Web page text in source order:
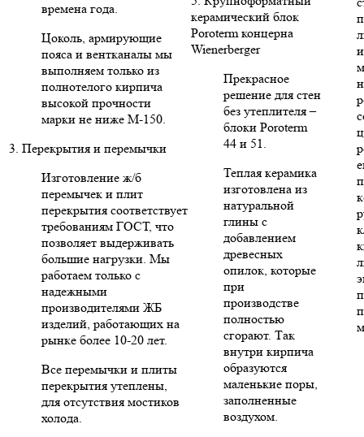
времена года.
Цоколь, армирующие
пояса и вентканалы мы
выполняем только из
полнотелого кирпича
высокой прочности
марки не ниже М-150.
3. Перекрытия и перемычки
Изготовление ж/б
перемычек и плит
перекрытия соответствует
требованиям ГОСТ, что
позволяет выдерживать
большие нагрузки. Мы
работаем только с
надежными
производителями ЖБ
изделий, работающих на
рынке более 10-20 лет.
Все перемычки и плиты
перекрытия утеплены,
для отсутствия мостиков
холода.
керамический блок
Poroterm концерна
Wienerberger
Прекрасное
решение для стен
без утеплителя –
блоки Poroterm
44 и 51.
Теплая керамика
изготовлена из
натуральной
глины с
добавлением
древесных
опилок, которые
при
производстве
полностью
сгорают. Так
внутри кирпича
образуются
маленькие поры,
заполненные
воздухом.